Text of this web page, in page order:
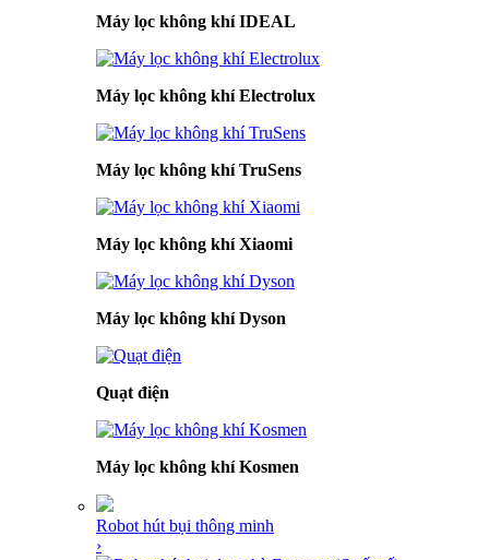
Máy lọc không khí IDEAL
Máy lọc không khí Electrolux
Máy lọc không khí TruSens
Máy lọc không khí Xiaomi
Máy lọc không khí Dyson
Quạt điện
Máy lọc không khí Kosmen
Robot hút bụi thông minh
›